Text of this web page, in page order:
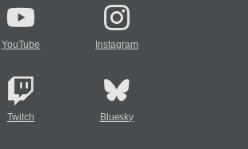
YouTube Instagram
Twitch Bluesky